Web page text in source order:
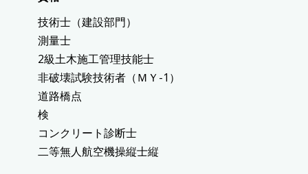
技術士（建設部門）
測量士
2級土木施工管理技能士
非破壊試験技術者（ＭＹ-1）
道路橋点
コンクリート診断士
二等無人航空機操縦士縦